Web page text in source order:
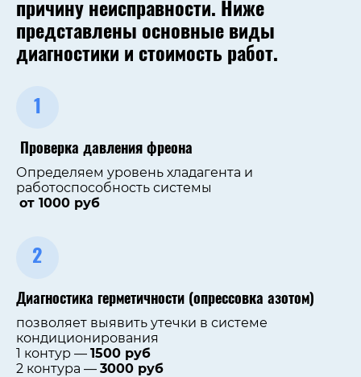
причину неисправности. Ниже
представлены основные виды
диагностики и стоимость работ.
1
Проверка давления фреона
Определяем уровень хладагента и
работоспособность системы
от 1000 руб
2
Диагностика герметичности (опрессовка азотом)
позволяет выявить утечки в системе
кондиционирования
1 контур — 1500 руб
2 контура — 3000 руб